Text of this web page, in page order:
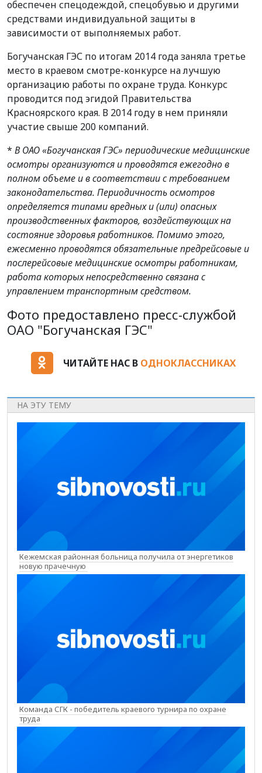
обеспечен спецодеждой, спецобувью и другими
средствами индивидуальной защиты в
зависимости от выполняемых работ.
Богучанская ГЭС по итогам 2014 года заняла третье
место в краевом смотре-конкурсе на лучшую
организацию работы по охране труда. Конкурс
проводится под эгидой Правительства
Красноярского края. В 2014 году в нем приняли
участие свыше 200 компаний.
* В ОАО «Богучанская ГЭС» периодические медицинские
осмотры организуются и проводятся ежегодно в
полном объеме и в соответствии с требованием
законодательства. Периодичность осмотров
определяется типами вредных и (или) опасных
производственных факторов, воздействующих на
состояние здоровья работников. Помимо этого,
ежесменно проводятся обязательные предрейсовые и
послерейсовые медицинские осмотры работникам,
работа которых непосредственно связана с
управлением транспортным средством.
Фото предоставлено пресс-службой
ОАО "Богучанская ГЭС"
ЧИТАЙТЕ НАС В ОДНОКЛАССНИКАХ
НА ЭТУ ТЕМУ
Кежемская районная больница получила от энергетиков
новую прачечную
Команда СГК - победитель краевого турнира по охране
труда